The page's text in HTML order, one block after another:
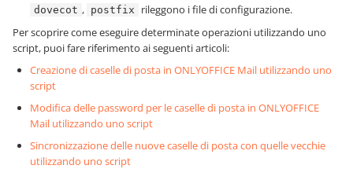
dovecot , postfix
rileggono i file di configurazione.
Per scoprire come eseguire determinate operazioni utilizzando uno
script, puoi fare riferimento ai seguenti articoli:
Creazione di caselle di posta in ONLYOFFICE Mail utilizzando uno
script
Modifica delle password per le caselle di posta in ONLYOFFICE
Mail utilizzando uno script
Sincronizzazione delle nuove caselle di posta con quelle vecchie
utilizzando uno script